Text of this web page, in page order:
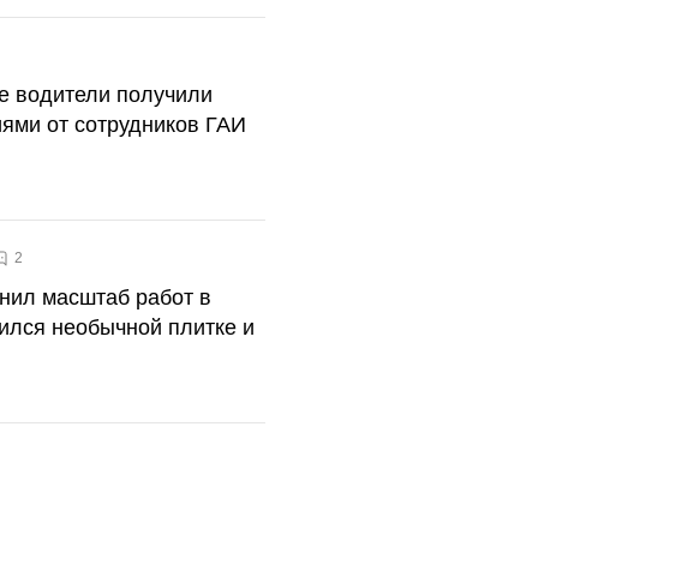
водители получили
от сотрудников ГАИ
2
масштаб работ в
необычной плитке и